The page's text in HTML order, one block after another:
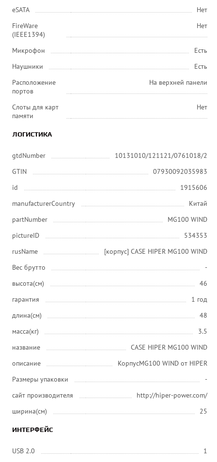
eSATA
Нет
FireWare
(IEEE1394)
Нет
Микрофон
Есть
Наушники
Есть
Расположение
портов
На верхней панели
Слоты для карт
памяти
Нет
ЛОГИСТИКА
gtdNumber
10131010/121121/0761018/2
GTIN
07930092035983
id
1915606
manufacturerCountry
Китай
partNumber
MG100 WIND
pictureID
534353
rusName
[корпус] CASE HIPER MG100 WIND
Вес брутто
-
высота(см)
46
гарантия
1 год
длина(см)
48
масса(кг)
3.5
название
CASE HIPER MG100 WIND
описание
КорпусMG100 WIND от HIPER
Размеры упаковки
-
сайт производителя
http://hiper-power.com/
ширина(см)
25
ИНТЕРФЕЙС
USB 2.0
1